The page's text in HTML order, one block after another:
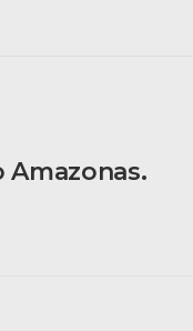
Amazonas.